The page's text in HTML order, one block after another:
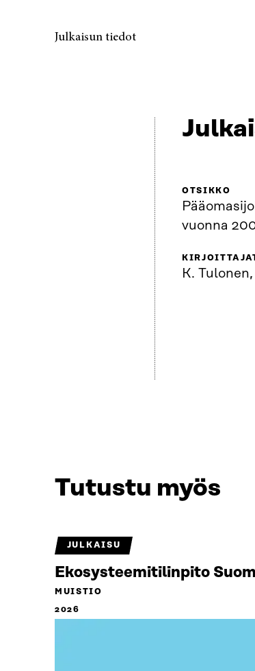
Julkaisun tiedot
OTSIKKO
vuonna
K.
Tutustu myös
JULKAISU
Ekosysteemitilinpito
MUISTIO
2026